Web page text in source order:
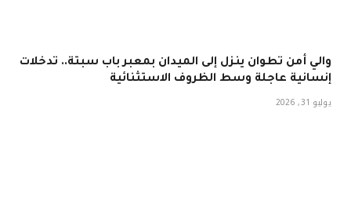
والي أمن تطوان ينزل إلى الميدان بمعبر باب سبتة.. تدخلات
إنسانية عاجلة وسط الظروف الاستثنائية
يوليو 31, 2026